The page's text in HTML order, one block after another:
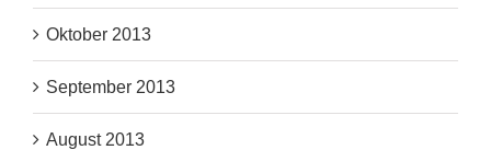
Oktober 2013
September 2013
August 2013